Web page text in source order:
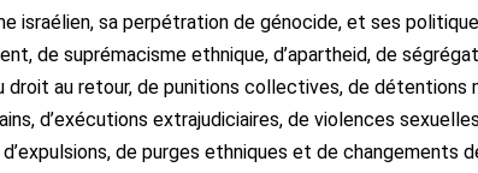
israélien, sa perpétration de génocide, et ses
de suprémacisme ethnique, d’apartheid, de
droit au retour, de punitions collectives, de
d’exécutions extrajudiciaires, de violences
de purges ethniques et de changements